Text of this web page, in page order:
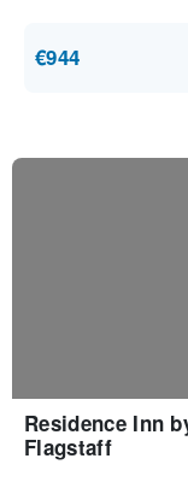
€944
Residence Inn
Flagstaff